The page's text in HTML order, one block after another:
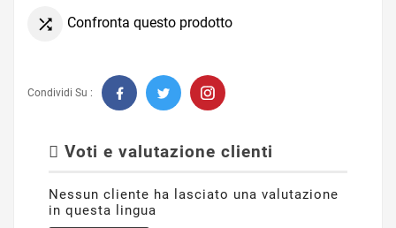
 Confronta questo prodotto
Condividi Su :
Voti e valutazione clienti
Nessun cliente ha lasciato una valutazione
in questa lingua